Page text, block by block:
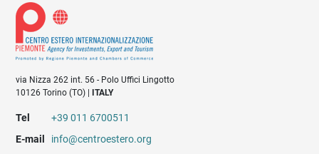
via Nizza 262 int. 56 - Polo Uffici Lingotto
10126 Torino (TO) |
ITALY
Tel
+39 011 6700511
E-mail
info@centroestero.org